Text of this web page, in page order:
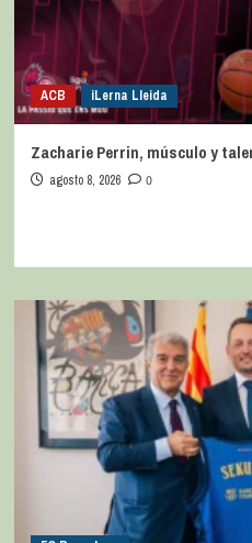
ACB iLerna Lleida
Zacharie Perrin, músculo y
agosto 8, 2026 0